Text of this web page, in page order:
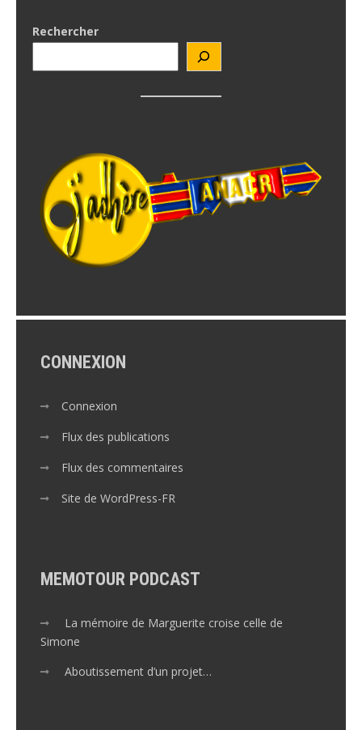
Rechercher
CONNEXION
Connexion
Flux des publications
Flux des commentaires
Site de WordPress-FR
MEMOTOUR PODCAST
La mémoire de Marguerite croise celle de
Simone
Aboutissement d’un projet…